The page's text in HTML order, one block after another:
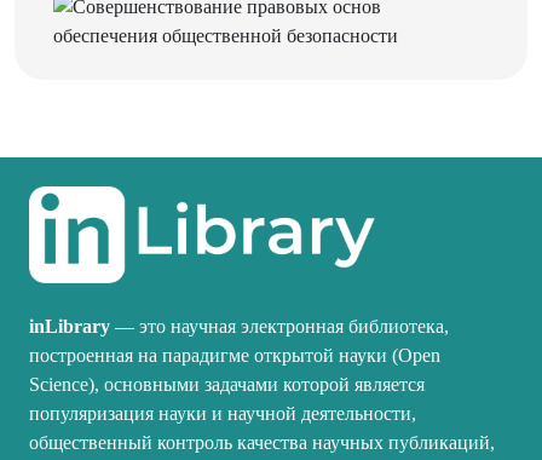
inLibrary — это научная электронная библиотека,
построенная на парадигме открытой науки (Open
Science), основными задачами которой является
популяризация науки и научной деятельности,
общественный контроль качества научных публикаций,